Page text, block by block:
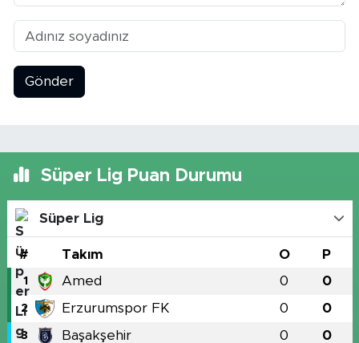
Gönder
Süper Lig Puan Durumu
Süper Lig
# Takım O P
1 Amed 0 0
2 Erzurumspor FK 0 0
3 Başakşehir 0 0